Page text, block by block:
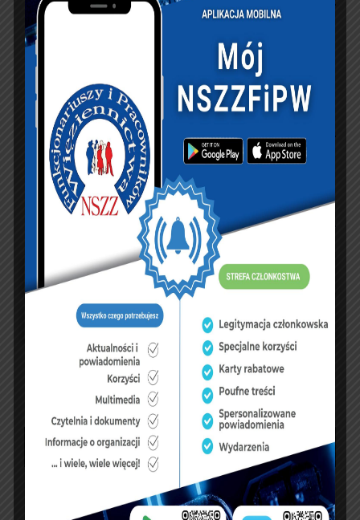
KSIĘGA GOŚCI:
Zobacz księgę
NASZ FACEBOOK
sierpień 2026
P W Ś P S N
1 2